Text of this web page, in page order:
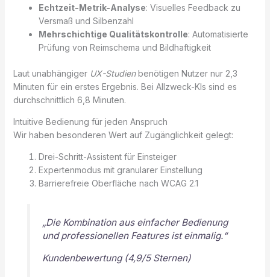
Echtzeit-Metrik-Analyse: Visuelles Feedback zu
Versmaß und Silbenzahl
Mehrschichtige Qualitätskontrolle: Automatisierte
Prüfung von Reimschema und Bildhaftigkeit
Laut unabhängiger UX-Studienbenötigen Nutzer nur 2,3
Minuten für ein erstes Ergebnis. Bei Allzweck-KIs sind es
durchschnittlich 6,8 Minuten.
Intuitive Bedienung für jeden Anspruch
Wir haben besonderen Wert auf Zugänglichkeit gelegt:
Drei-Schritt-Assistent für Einsteiger
Expertenmodus mit granularer Einstellung
Barrierefreie Oberfläche nach WCAG 2.1
„Die Kombination aus einfacher Bedienung
und professionellen Features ist einmalig.“
Kundenbewertung (4,9/5 Sternen)